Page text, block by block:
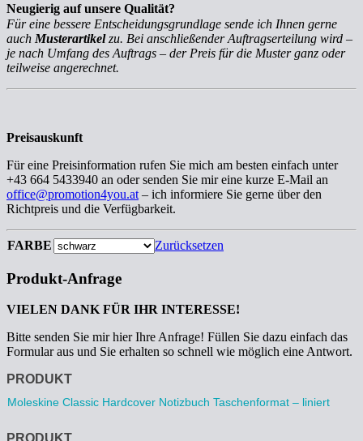
Neugierig auf unsere Qualität?
Für eine bessere Entscheidungsgrundlage sende ich Ihnen gerne
auch Musterartikelzu. Bei anschließender Auftragserteilung wird –
je nach Umfang des Auftrags – der Preis für die Muster ganz oder
teilweise angerechnet.
Preisauskunft
Für eine Preisinformation rufen Sie mich am besten einfach unter
+43 664 5433940 an oder senden Sie mir eine kurze E-Mail an
office@promotion4you.at – ich informiere Sie gerne über den
Richtpreis und die Verfügbarkeit.
FARBE Zurücksetzen
Produkt-Anfrage
VIELEN DANK FÜR IHR INTERESSE!
Bitte senden Sie mir hier Ihre Anfrage! Füllen Sie dazu einfach das
Formular aus und Sie erhalten so schnell wie möglich eine Antwort.
Anfrage
PRODUKT